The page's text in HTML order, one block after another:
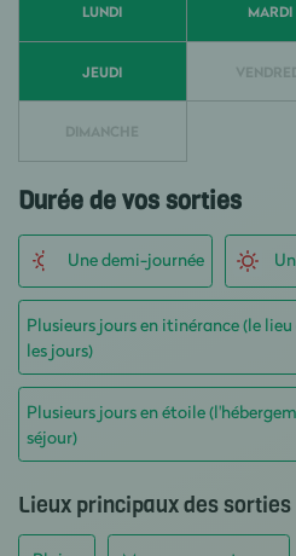
LUNDI MARDI
JEUDI
DIMANCHE
Durée de vos sorties
Une demi-journée
Plusieurs jours en itinérance (le
les jours)
Plusieurs jours en étoile
séjour)
Lieux principaux des sorties